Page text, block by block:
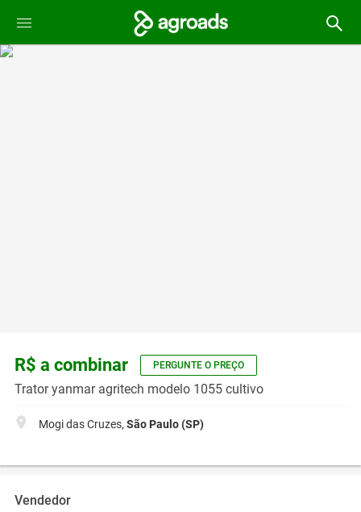
R$ a combinar PERGUNTE O PREÇO
Trator yanmar agritech modelo 1055 cultivo
Mogi das Cruzes, São Paulo (SP)
Vendedor